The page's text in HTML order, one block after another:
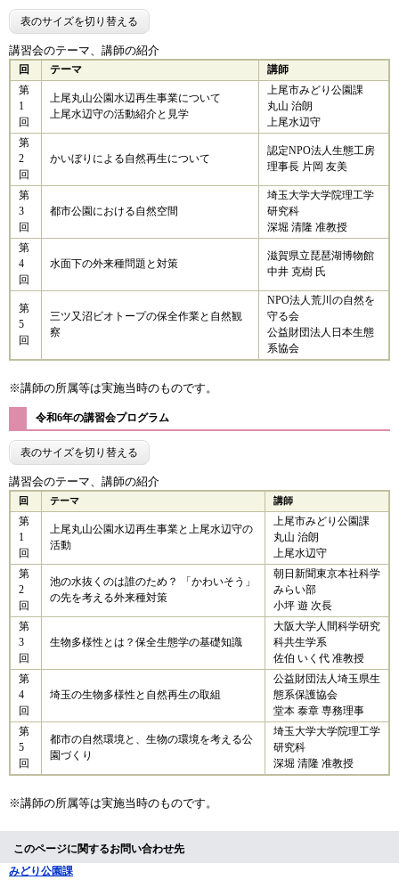
表のサイズを切り替える
講習会のテーマ、講師の紹介
回 テーマ
講師
第
1
回
上尾丸山公園水辺再生事業について
上尾水辺守の活動紹介と見学
上尾市みどり公園課
丸山 治朗
上尾水辺守
第
2
回
かいぼりによる自然再生について
認定NPO法人生態工房
理事長 片岡 友美
第
3
回
都市公園における自然空間
埼玉大学大学院理工学
研究科
深堀 清隆 准教授
第
4
回
水面下の外来種問題と対策
滋賀県立琵琶湖博物館
中井 克樹 氏
第
5
回
三ツ又沼ビオトープの保全作業と自然観
察
NPO法人荒川の自然を
守る会
公益財団法人日本生態
系協会
※講師の所属等は実施当時のものです。
令和6年の講習会プログラム
表のサイズを切り替える
講習会のテーマ、講師の紹介
回 テーマ 講師
第
1
回
上尾丸山公園水辺再生事業と上尾水辺守の
活動
上尾市みどり公園課
丸山 治朗
上尾水辺守
第
2
回
池の水抜くのは誰のため？ 「かわいそう」
の先を考える外来種対策
朝日新聞東京本社科学
みらい部
小坪 遊 次長
第
3
回
生物多様性とは？保全生態学の基礎知識
大阪大学人間科学研究
科共生学系
佐伯 いく代 准教授
第
4
回
埼玉の生物多様性と自然再生の取組
公益財団法人埼玉県生
態系保護協会
堂本 泰章 専務理事
第
5
回
都市の自然環境と、生物の環境を考える公
園づくり
埼玉大学大学院理工学
研究科
深堀 清隆 准教授​
※講師の所属等は実施当時のものです。
このページに関するお問い合わせ先
みどり公園課